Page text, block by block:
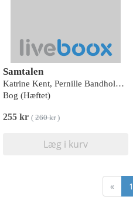
Samtalen
Katrine Kent, Pernille Bandholm Jakobsen
Bog (Hæftet)
255 kr ( 260 kr)
Læg i kurv
« 1